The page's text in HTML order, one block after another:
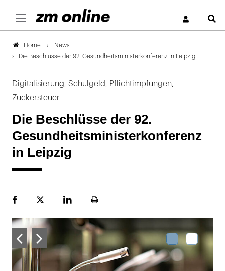
Home
News
Die Beschlüsse der 92. Gesundheitsministerkonferenz in Leipzig
Digitalisierung, Schulgeld, Pflichtimpfungen,
Zuckersteuer
Die Beschlüsse der 92.
Gesundheitsministerkonferenz
in Leipzig
FacebookPlattformLinekdInSeite